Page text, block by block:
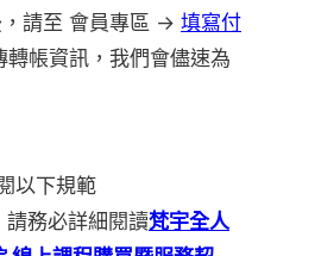
請至 會員專區 → 填寫付
轉帳資訊，我們會儘速為
以下規範
請務必詳細閱讀梵宇全人